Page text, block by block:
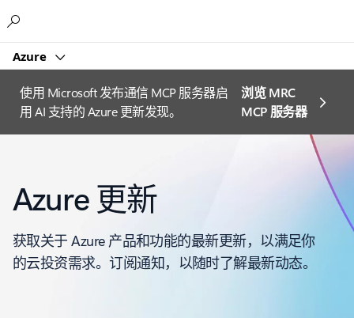
Azure
使用 Microsoft 发布通信 MCP 服务器启
用 AI 支持的 Azure 更新发现。
浏览 MRC
MCP 服务器
Azure 更新
获取关于 Azure 产品和功能的最新更新，以满足你
的云投资需求。订阅通知，以随时了解最新动态。